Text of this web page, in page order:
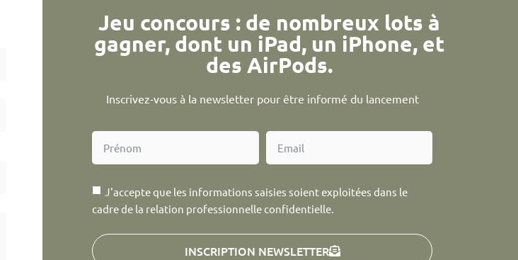
Jeu concours : de nombreux lots à
gagner, dont un iPad, un iPhone, et
des AirPods.
Inscrivez-vous à la newsletter pour être informé du lancement
J'accepte que les informations saisies soient exploitées dans le
cadre de la relation professionnelle confidentielle.
INSCRIPTION NEWSLETTER